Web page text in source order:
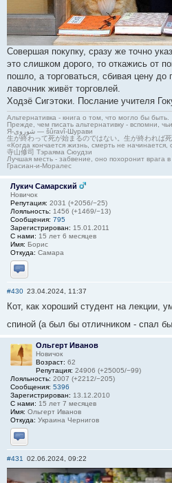
Совершая покупку, сразу же точно
это слишком дорого, то откажись от
пошло, а торговаться, сбивая цену до
лавочник живёт торговлей.
Ходзё Сигэтоки. Послание учителя
Альтернативка - книга о том, что могло бы быть.
Прежде, чем писать альтернативку - вспомни,
Я-شوروی — šûravî-Шурави
生が終わって死が始まるのではない。生が終われば
«Когда кончается жизнь, смерть не начинается,
寺山修司 Тэраяма Сюудзи
Лучшая месть - забвение, оно похоронит врага
Грасиан-и-Моралес
Лукич Самарский
Новичок
Репутация: 2031 (+2056/−25)
Лояльность: 1456 (+1469/−13)
Сообщения: 795
Зарегистрирован: 15.01.2011
С нами: 15 лет 6 месяцев
Имя: Борис
Откуда: Самара
Отправить личное сообщение
#430 23.04.2024, 11:37
Кот, как хороший студент на лекции,
спиной (а был бы отличником - спал
Ольгерт Иванов
Новичок
Возраст: 62
Репутация: 24906 (+25005/−99)
Лояльность: 2007 (+2212/−205)
Сообщения: 5396
Зарегистрирован: 13.12.2010
С нами: 15 лет 7 месяцев
Имя: Ольгерт Иванов
Откуда: Украина Чернигов
Отправить личное сообщение
#431 02.06.2024, 09:22